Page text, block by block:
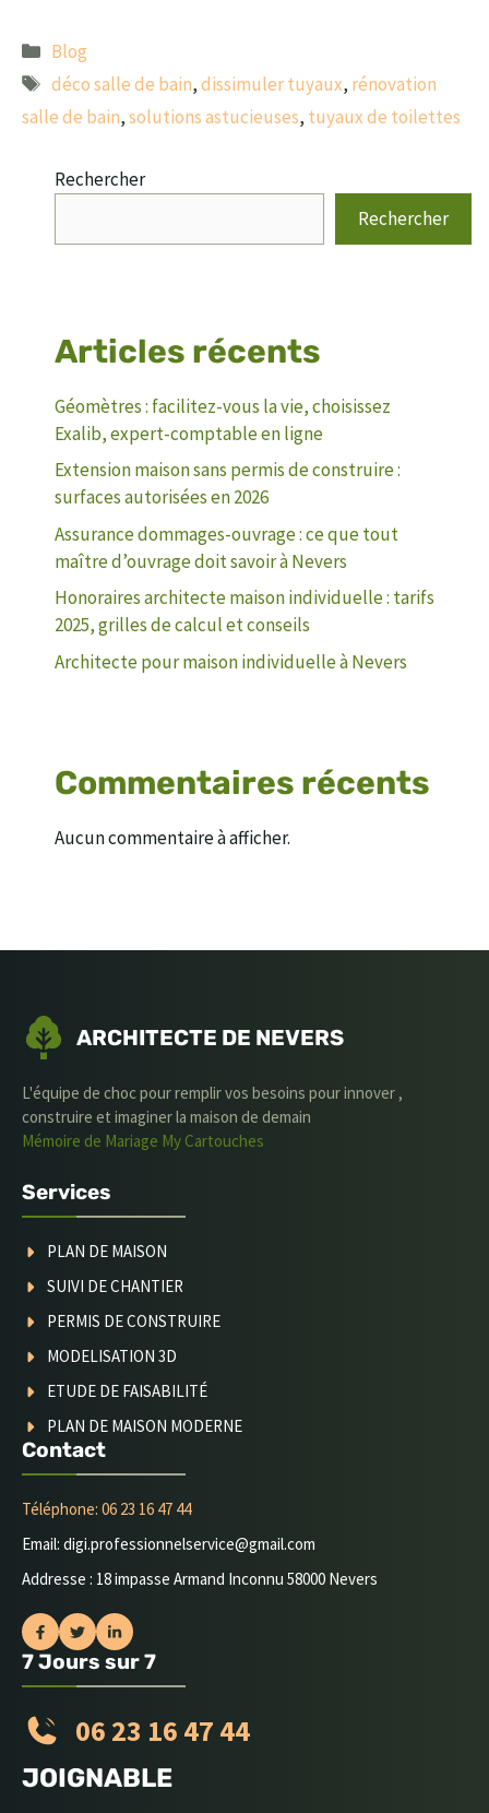
Catégories
Blog
Étiquettes
déco salle de bain,dissimuler tuyaux, rénovation
salle de bain,solutions astucieuses, tuyaux de toilettes
Rechercher
Rechercher
Articles récents
Géomètres : facilitez-vous la vie, choisissez
Exalib, expert-comptable en ligne
Extension maison sans permis de construire :
surfaces autorisées en 2026
Assurance dommages-ouvrage : ce que tout
maître d’ouvrage doit savoir à Nevers
Honoraires architecte maison individuelle : tarifs
2025, grilles de calcul et conseils
Architecte pour maison individuelle à Nevers
Commentaires récents
Aucun commentaire à afficher.
ARCHITECTE DE NEVERS
L'équipe de choc pour remplir vos besoins pour innover ,
construire et imaginer la maison de demain
Mémoire de Mariage My Cartouches
Services
PLAN DE MAISON
SUIVI DE CHANTIER
PERMIS DE CONSTRUIRE
MODELISATION 3D
ETUDE DE FAISABILITÉ
PLAN DE MAISON MODERNE
Contact
Téléphone: 06 23 16 47 44
Email: digi.professionnelservice@gmail.com
Addresse : 18 impasse Armand Inconnu 58000 Nevers
7 Jours sur 7
06 23 16 47 44
JOIGNABLE